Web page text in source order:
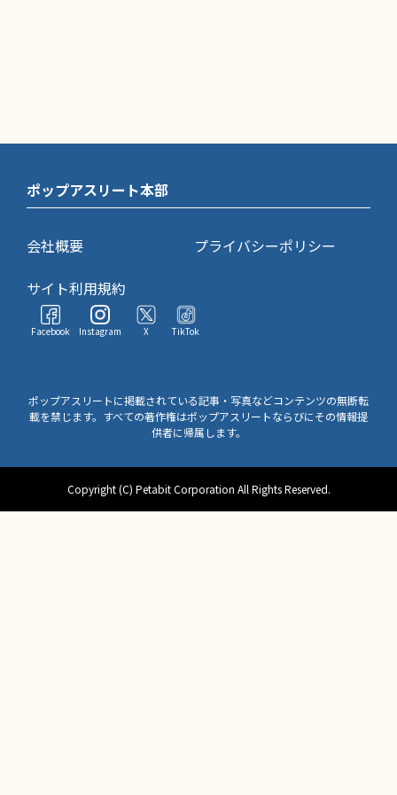
ポップアスリート本部
会社概要
プライバシーポリシー
サイト利用規約
Facebook Instagram X TikTok
ポップアスリートに掲載されている記事・写真などコンテンツの無断転
載を禁じます。すべての著作権はポップアスリートならびにその情報提
供者に帰属します。
Copyright (C) Petabit Corporation All Rights Reserved.